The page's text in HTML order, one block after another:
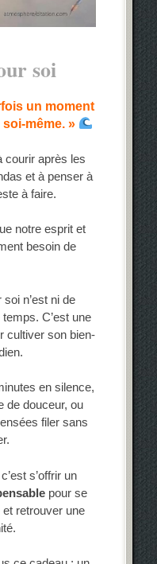
soi
un moment
même. »
courir après les
et à penser à
à faire.
notre esprit et
besoin de
n’est ni de
C’est une
cultiver son bien-
en silence,
de douceur, ou
filer sans
s’offrir un
pour se
retrouver une